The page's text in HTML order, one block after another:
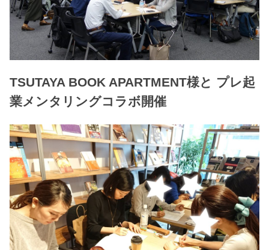
TSUTAYA BOOK APARTMENT様と プレ起
業メンタリングコラボ開催